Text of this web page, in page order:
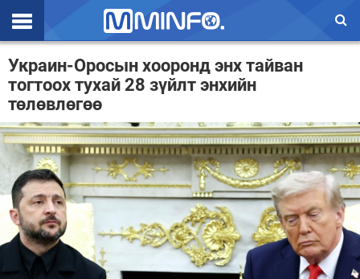
Эхлэл
Цаг агаар
Валют ханш
Улс төр
Эдийн засаг
Үзэл бодол
Спорт
Украин-Оросын хооронд энх тайван
тогтоох тухай 28 зүйлт энхийн
төлөвлөгөө